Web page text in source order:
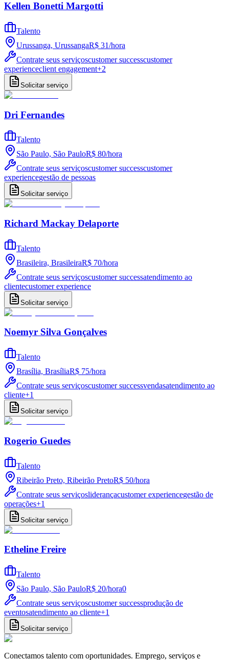
Kellen Bonetti Margotti
Talento
Urussanga, UrussangaR$ 31/hora
Contrate seus serviçoscustomer successcustomer
experienceclient engagement+2
Solicitar serviço
Dri Fernandes
Talento
São Paulo, São PauloR$ 80/hora
Contrate seus serviçoscustomer successcustomer
experiencegestão de pessoas
Solicitar serviço
Richard Mackay Delaporte
Talento
Brasileira, BrasileiraR$ 70/hora
Contrate seus serviçoscustomer successatendimento ao
clientecustomer experience
Solicitar serviço
Noemyr Silva Gonçalves
Talento
Brasília, BrasíliaR$ 75/hora
Contrate seus serviçoscustomer successvendasatendimento ao
cliente+1
Solicitar serviço
Rogerio Guedes
Talento
Ribeirão Preto, Ribeirão PretoR$ 50/hora
Contrate seus serviçosliderançacustomer experiencegestão de
operações+1
Solicitar serviço
Etheline Freire
Talento
São Paulo, São PauloR$ 20/hora0
Contrate seus serviçoscustomer successprodução de
eventosatendimento ao cliente+1
Solicitar serviço
Conectamos talento com oportunidades. Emprego, serviços e